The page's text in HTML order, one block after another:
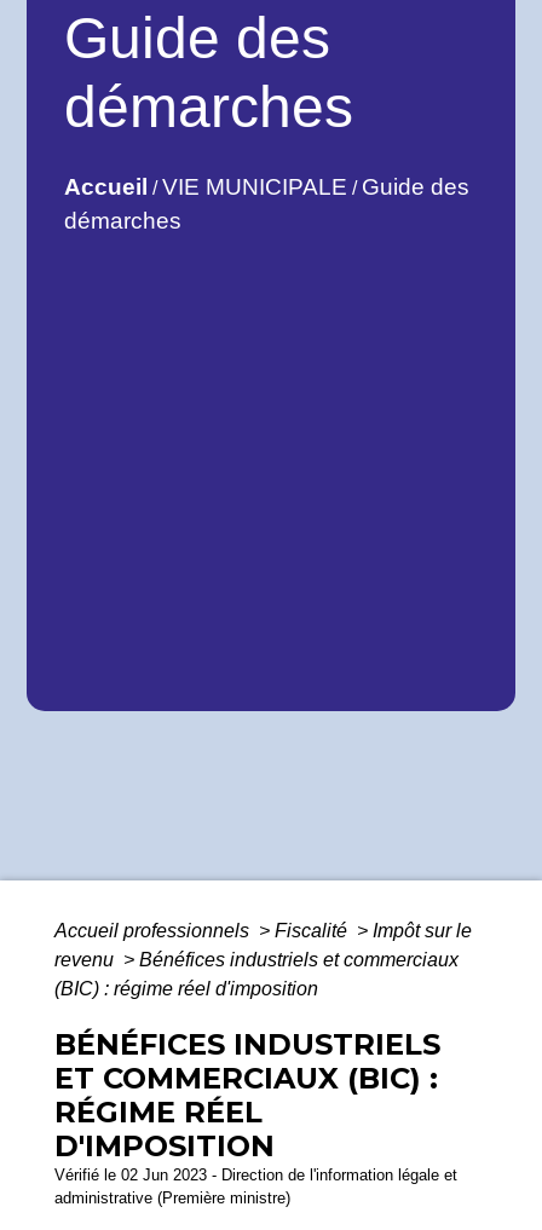
Guide des
démarches
Accueil /VIE MUNICIPALE / Guide des
démarches
Accueil professionnels > Fiscalité > Impôt sur le
revenu > Bénéfices industriels et commerciaux
(BIC) : régime réel d'imposition
BÉNÉFICES INDUSTRIELS
ET COMMERCIAUX (BIC) :
RÉGIME RÉEL
D'IMPOSITION
Vérifié le 02 Jun 2023 - Direction de l'information légale et
administrative (Première ministre)